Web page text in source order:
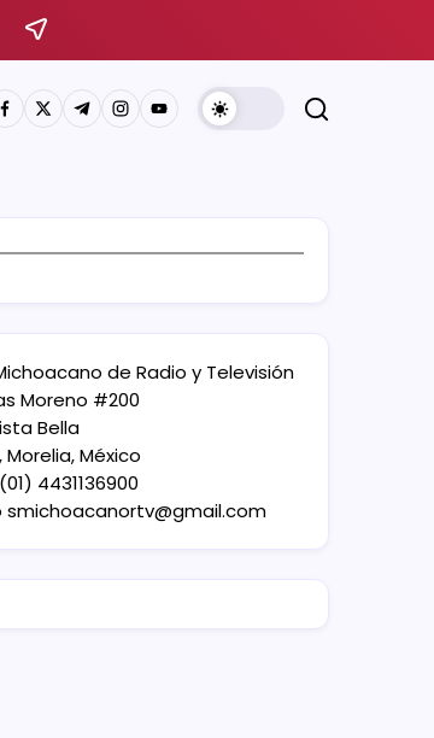
de Radio y Televisión
Moreno #200
Bella
Morelia, México
4431136900
smichoacanortv@gmail.com